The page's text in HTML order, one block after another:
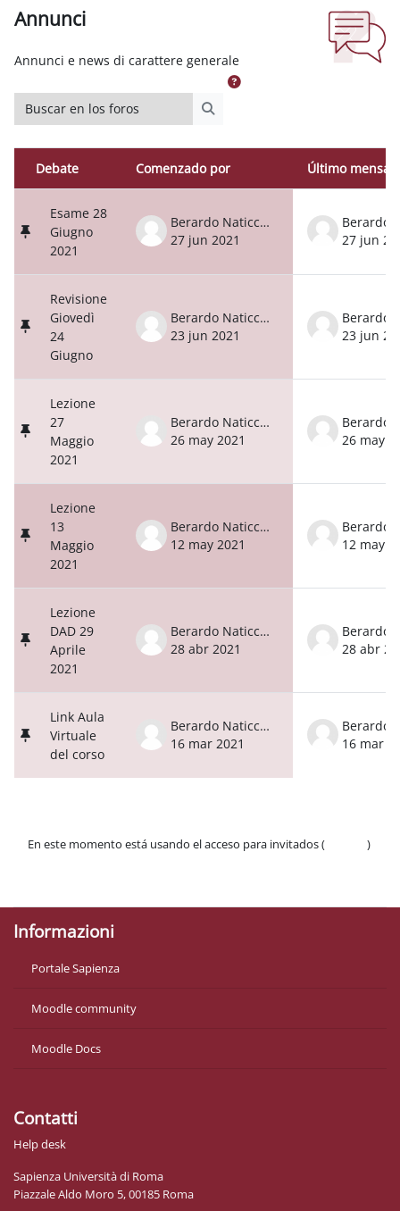
Annunci
Annunci e news di carattere generale
Buscar en los foros
Mostrando 6 de 6 discusiones
Estado
Debate Comenzado por Último mensaje
Esame 28
Giugno
2021
Berardo Naticchia
27 jun 2021
27 jun
Revisione
Giovedì
24
Giugno
Berardo Naticchia
23 jun 2021
23 jun
Lezione
27
Maggio
2021
Berardo Naticchia
26 may 2021
26 may
Lezione
13
Maggio
2021
Berardo Naticchia
12 may 2021
12 may
Lezione
DAD 29
Aprile
2021
Berardo Naticchia
28 abr 2021
28 abr
Link Aula
Virtuale
del corso
Berardo Naticchia
16 mar 2021
16 mar
En este momento está usando el acceso para invitados (
)
Informazioni
Portale Sapienza
Moodle community
Moodle Docs
Contatti
Help desk
Sapienza Università di Roma
Piazzale Aldo Moro 5, 00185 Roma